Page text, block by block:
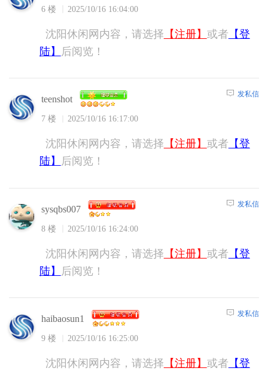
6 楼 2025/10/16 16:04:00
沈阳休闲网内容，请选择 【注册】 或者 【登
陆】
后阅览！
teenshot
7 楼 2025/10/16 16:17:00
发私信
沈阳休闲网内容，请选择 【注册】 或者 【登
陆】
后阅览！
sysqbs007
8 楼 2025/10/16 16:24:00
发私信
沈阳休闲网内容，请选择 【注册】 或者 【登
陆】
后阅览！
haibaosun1
9 楼 2025/10/16 16:25:00
发私信
沈阳休闲网内容，请选择 【注册】 或者 【登